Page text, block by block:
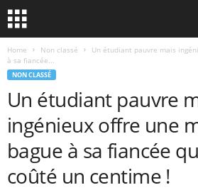
Home Non classé
Un étudiant pauvre mais
à sa fiancée...
NON CLASSÉ
Un étudiant pauvre
ingénieux offre une
bague à sa fiancée
coûté un centime !